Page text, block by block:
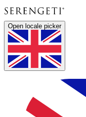
Open locale picker